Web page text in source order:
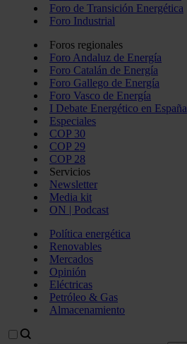
Foro de Transición Energética
Foro Industrial
Foros regionales
Foro Andaluz de Energía
Foro Catalán de Energía
Foro Gallego de Energía
Foro Vasco de Energía
I Debate Energético en España
Especiales
COP 30
COP 29
COP 28
Servicios
Newsletter
Media kit
ON | Podcast
Política energética
Renovables
Mercados
Opinión
Eléctricas
Petróleo & Gas
Almacenamiento